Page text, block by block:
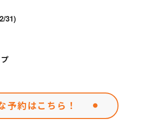
31)
予約はこちら！